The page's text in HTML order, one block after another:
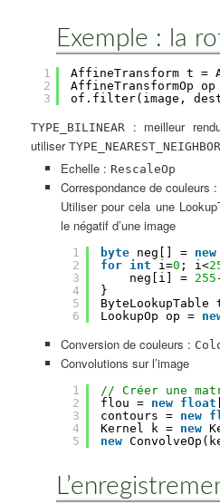
Exemple : la
1
2
3
AffineTransform t =
AffineTransformOp op
of.filter(image,
TYPE_BILINEAR
: meilleur
utiliserTYPE_NEAREST_NEIGHBOR
Echelle : RescaleOp
Correspondance de couleurs :
Utiliser pour cela une
le négatif d’une image
1
2
3
4
5
6
byte neg[] = new
for
int i=0 ; i<
neg[i] = 255
}
LookupOp op =
Conversion de couleurs :
Convolutions sur l’image
1
2
3
4
5
// Créer une
flou = new float
contours = new
Kernel k = new
new